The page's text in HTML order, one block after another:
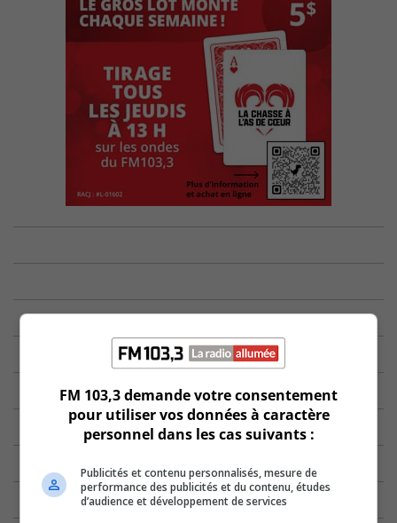
FM 103,3 demande votre consentement
pour utiliser vos données à caractère
personnel dans les cas suivants :
Publicités et contenu personnalisés, mesure de
performance des publicités et du contenu, études
d’audience et développement de services